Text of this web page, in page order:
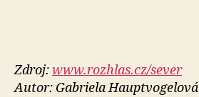
Zdroj:www.rozhlas.cz/sever
Autor: Gabriela Hauptvogelová